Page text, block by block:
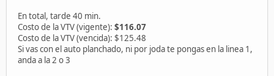
En total, tarde 40 min.
Costo de la VTV (vigente): $116.07
Costo de la VTV (vencida): $125.48
Si vas con el auto planchado, ni por joda te pongas en la linea 1,
anda a la 2 o 3